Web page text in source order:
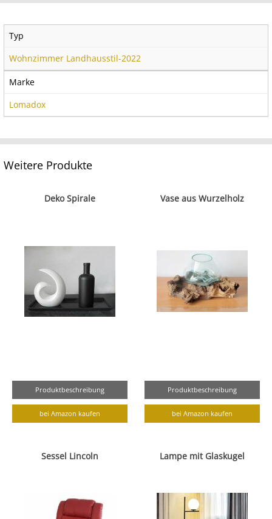
Typ
Wohnzimmer Landhausstil-2022
Marke
Lomadox
Weitere Produkte
Deko Spirale
Produktbeschreibung
bei Amazon kaufen
Vase aus Wurzelholz
Produktbeschreibung
bei Amazon kaufen
Sessel Lincoln Lampe mit Glaskugel